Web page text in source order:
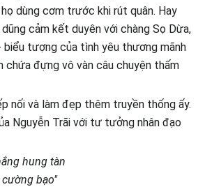
dùng cơm trước khi rút quân. Hay
cảm kết duyên với chàng Sọ Dừa,
biểu tượng của tình yêu thương mãnh
chứa đựng vô vàn câu chuyện thấm
nối và làm đẹp thêm truyền thống ấy.
Nguyễn Trãi với tư tưởng nhân đạo
hung tàn
bạo"